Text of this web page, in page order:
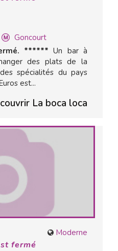
Goncourt
****** Un bar à
des plats de la
spécialités du pays
est...
La boca loca
Moderne
fermé